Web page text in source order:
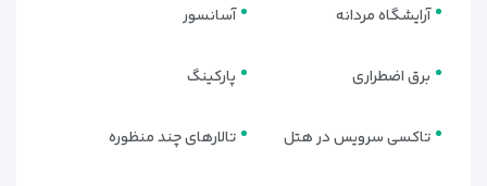
آرایشگاه مردانه آسانسور
برق اضطراری پارکینگ
تاکسی سرویس در هتل تالارهای چند منظوره